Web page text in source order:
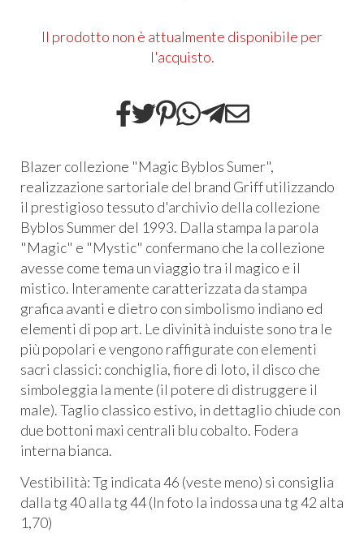
Il prodotto non è attualmente disponibile per
l'acquisto.
Blazer collezione "Magic Byblos Sumer",
realizzazione sartoriale del brand Griff utilizzando
il prestigioso tessuto d'archivio della collezione
Byblos Summer del 1993. Dalla stampa la parola
"Magic" e "Mystic" confermano che la collezione
avesse come tema un viaggio tra il magico e il
mistico. Interamente caratterizzata da stampa
grafica avanti e dietro con simbolismo indiano ed
elementi di pop art. Le divinità induiste sono tra le
più popolari e vengono raffigurate con elementi
sacri classici: conchiglia, fiore di loto, il disco che
simboleggia la mente (il potere di distruggere il
male). Taglio classico estivo, in dettaglio chiude con
due bottoni maxi centrali blu cobalto. Fodera
interna bianca.
Vestibilità: Tg indicata 46 (veste meno) si consiglia
dalla tg 40 alla tg 44 (In foto la indossa una tg 42 alta
1,70)